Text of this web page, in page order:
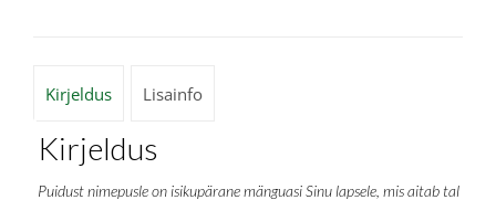
Kirjeldus Lisainfo
Kirjeldus
Puidust nimepusle on isikupärane mänguasi Sinu lapsele, mis aitab tal